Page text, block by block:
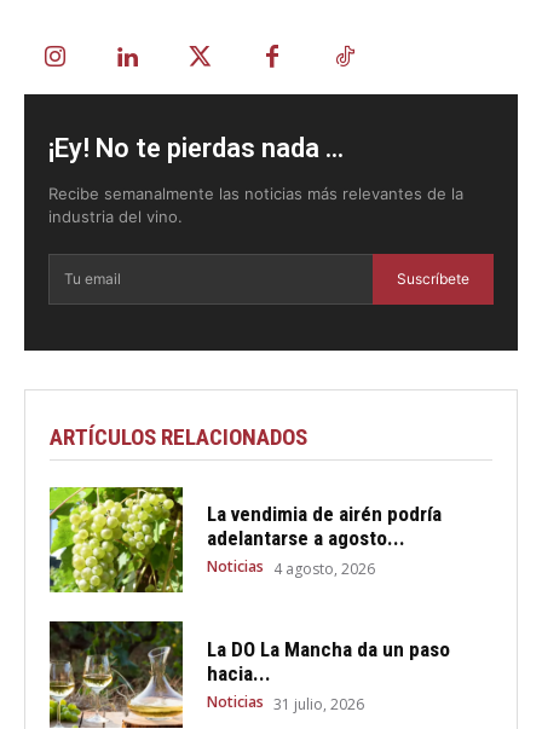
¡Ey! No te pierdas nada ...
Recibe semanalmente las noticias más relevantes de la
industria del vino.
Suscríbete
ARTÍCULOS RELACIONADOS
La vendimia de airén podría
adelantarse a agosto...
Noticias 4 agosto, 2026
La DO La Mancha da un paso
hacia...
Noticias 31 julio, 2026